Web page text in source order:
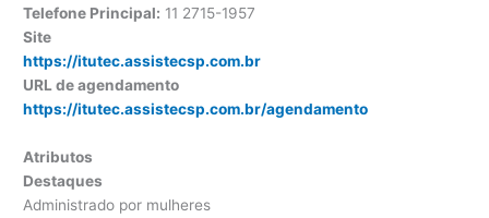
Telefone Principal: 11 2715-1957
Site
https://itutec.assistecsp.com.br
URL de agendamento
https://itutec.assistecsp.com.br/agendamento
Atributos
Destaques
Administrado por mulheres